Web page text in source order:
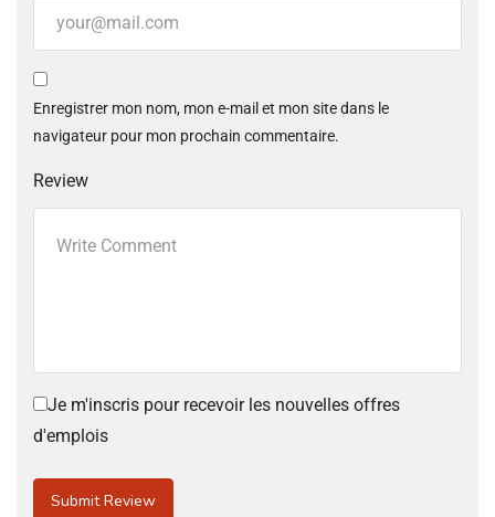
Enregistrer mon nom, mon e-mail et mon site dans le
navigateur pour mon prochain commentaire.
Review
Je m'inscris pour recevoir les nouvelles offres
d'emplois